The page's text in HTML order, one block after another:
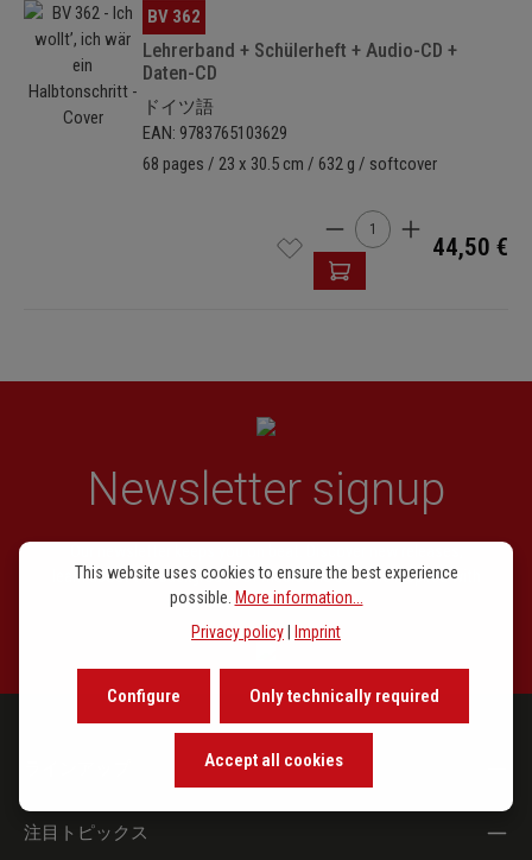
Skip image gallery BV 362
Lehrerband + Schülerheft + Audio-CD +
Daten-CD
ドイツ語
EAN: 9783765103629
68 pages / 23 x 30.5 cm / 632 g / softcover
Product Quantity:
44,50 €
Newsletter signup
learn about the background of music and become inspired with
exclusive recommendations.
注目トピックス
This website uses cookies to ensure the best experience
possible. More information...
Privacy policy| Imprint
Only technically required
Configure
Accept all cookies